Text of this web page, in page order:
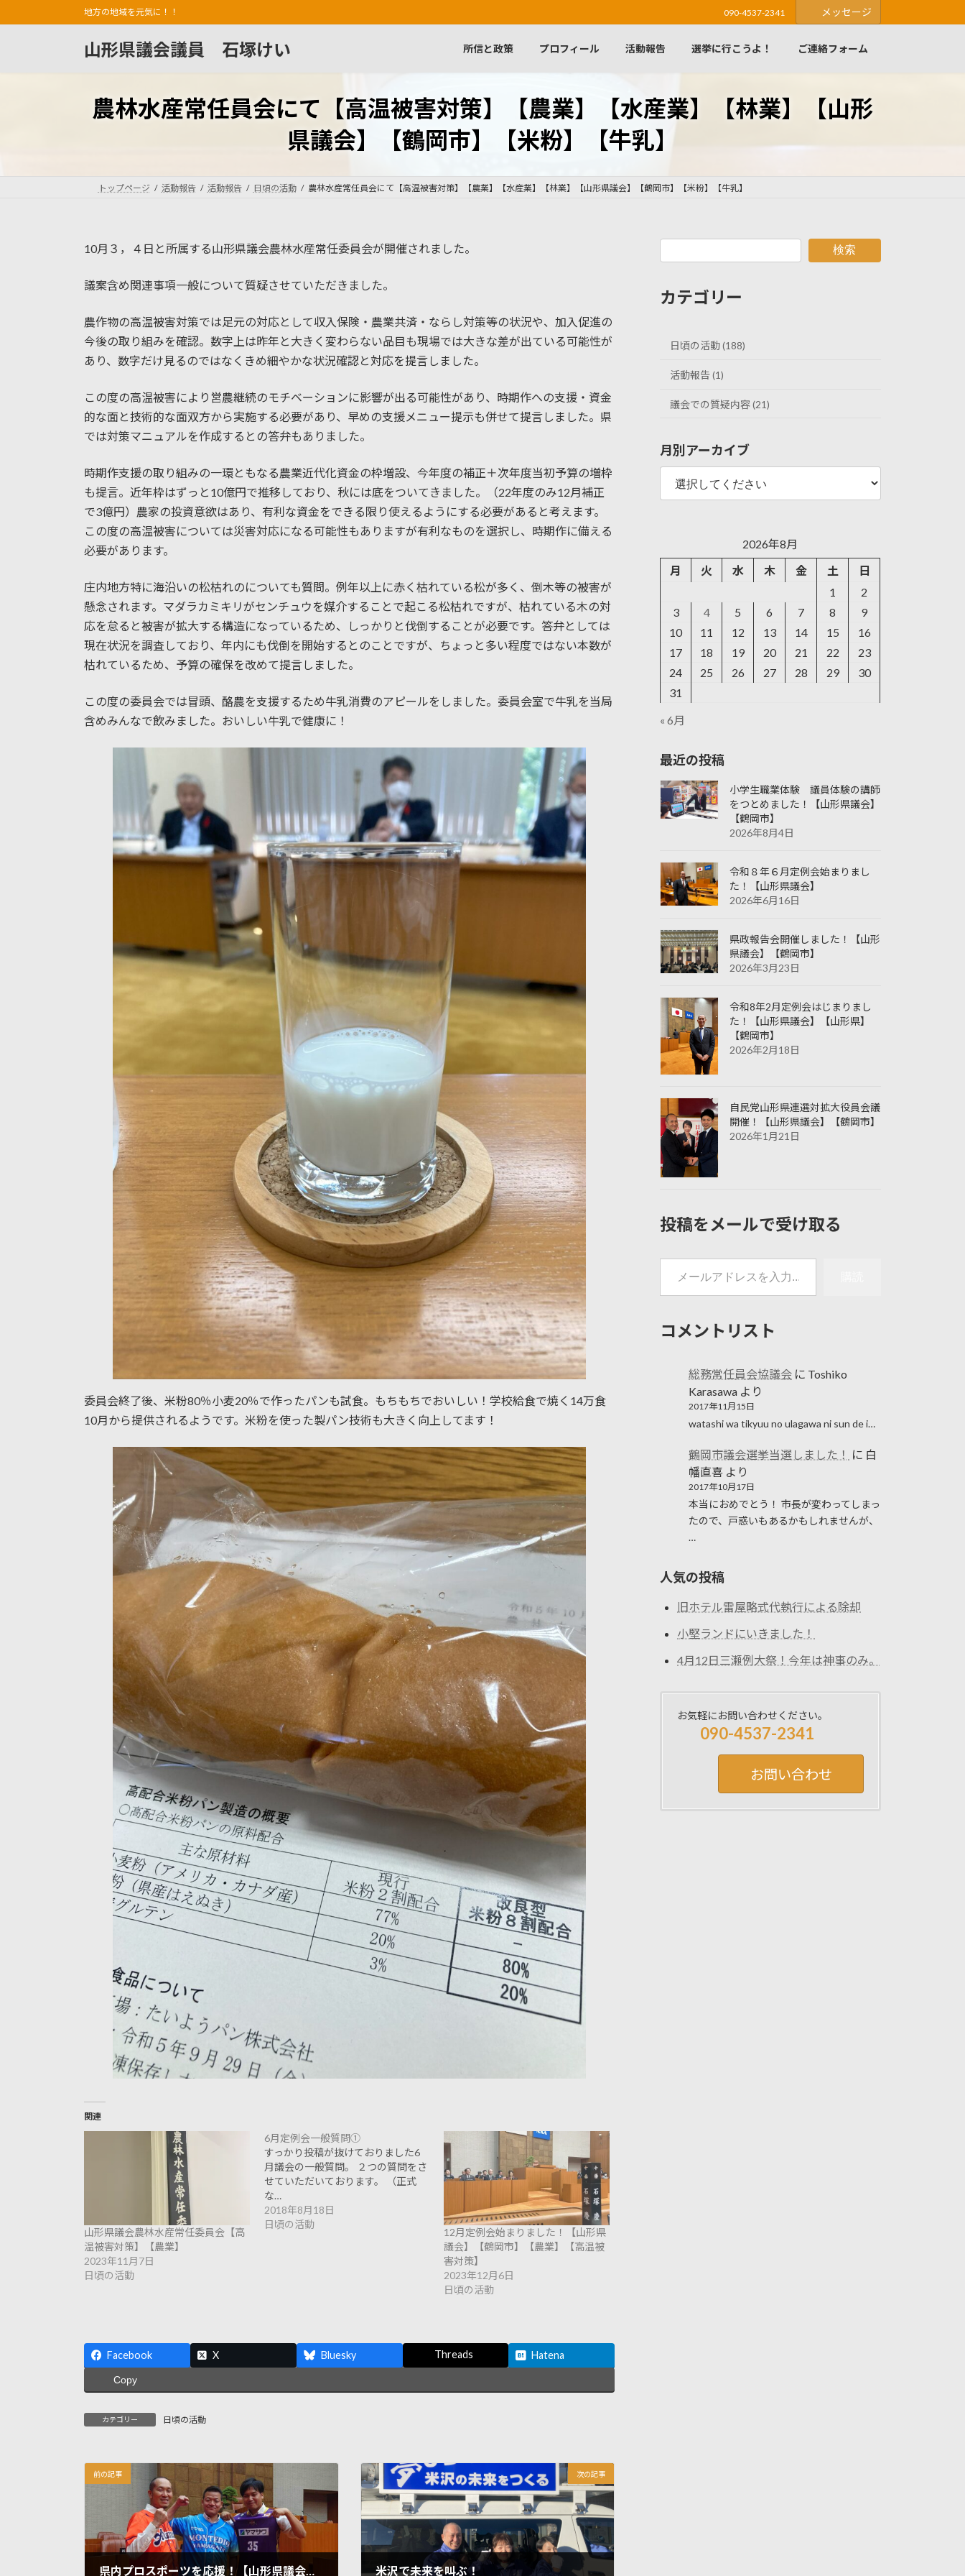
ン
ビ
地方の地域を元気に！！ 090-4537-2341 メッセージ
山形県議会議員 石塚けい 所信と政策 プロフィール 活動報告 選挙に行こうよ！ ご連絡フォーム
農林水産常任員会にて【高温被害対策】【農業】【水産業】【林業】【山形
県議会】【鶴岡市】【米粉】【牛乳】
トップページ 活動報告 活動報告 日頃の活動 農林水産常任員会にて【高温被害対策】【農業】【水産業】【林業】【山形県議会】【鶴岡市】【米粉】【牛乳】
10月３，４日と所属する山形県議会農林水産常任委員会が開催されました。
議案含め関連事項一般について質疑させていただきました。
農作物の高温被害対策では足元の対応として収入保険・農業共済・ならし対策等の状況や、加入促進の
今後の取り組みを確認。数字上は昨年と大きく変わらない品目も現場では大きな差が出ている可能性が
あり、数字だけ見るのではなくきめ細やかな状況確認と対応を提言しました。
この度の高温被害により営農継続のモチベーションに影響が出る可能性があり、時期作への支援・資金
的な面と技術的な面双方から実施する必要があり、早めの支援メニュー提示も併せて提言しました。県
では対策マニュアルを作成するとの答弁もありました。
時期作支援の取り組みの一環ともなる農業近代化資金の枠増設、今年度の補正＋次年度当初予算の増枠
も提言。近年枠はずっと10億円で推移しており、秋には底をついてきました。（22年度のみ12月補正
で3億円）農家の投資意欲はあり、有利な資金をできる限り使えるようにする必要があると考えます。
この度の高温被害については災害対応になる可能性もありますが有利なものを選択し、時期作に備える
必要があります。
庄内地方特に海沿いの松枯れのについても質問。例年以上に赤く枯れている松が多く、倒木等の被害が
懸念されます。マダラカミキリがセンチュウを媒介することで起こる松枯れですが、枯れている木の対
応を怠ると被害が拡大する構造になっているため、しっかりと伐倒することが必要です。答弁としては
現在状況を調査しており、年内にも伐倒を開始するとのことですが、ちょっと多い程度ではない本数が
枯れているため、予算の確保を改めて提言しました。
この度の委員会では冒頭、酪農を支援するため牛乳消費のアピールをしました。委員会室で牛乳を当局
含めみんなで飲みました。おいしい牛乳で健康に！
委員会終了後、米粉80％小麦20％で作ったパンも試食。もちもちでおいしい！学校給食で焼く14万食
10月から提供されるようです。米粉を使った製パン技術も大きく向上してます！
関連
山形県議会農林水産常任委員会【高
温被害対策】【農業】
2023年11月7日
日頃の活動
6月定例会一般質問➀
すっかり投稿が抜けておりました6
月議会の一般質問。 ２つの質問をさ
せていただいております。 （正式
な…
2018年8月18日
日頃の活動
12月定例会始まりました！【山形県
議会】【鶴岡市】【農業】【高温被
害対策】
2023年12月6日
日頃の活動
Facebook X Bluesky Threads Hatena
Copy
カテゴリー 日頃の活動
前の記事
県内プロスポーツを応援！【山形県議会】【鶴岡市】
次の記事
米沢で未来を叫ぶ！
検索
カテゴリー
日頃の活動 (188)
活動報告 (1)
議会での質疑内容 (21)
月別アーカイブ
2026年8月
月
火 水 木 金 土
日
1
2
3
4 5 6 7 8
9
10
11 12 13 14 15
16
17
18 19 20 21 22
23
24
25 26 27 28 29
30
31
« 6月
最近の投稿
小学生職業体験 議員体験の講師
をつとめました！【山形県議会】
【鶴岡市】
2026年8月4日
令和８年６月定例会始まりまし
た！【山形県議会】
2026年6月16日
県政報告会開催しました！【山形
県議会】【鶴岡市】
2026年3月23日
令和8年2月定例会はじまりまし
た！【山形県議会】【山形県】
【鶴岡市】
2026年2月18日
自民党山形県連選対拡大役員会議
開催！【山形県議会】【鶴岡市】
2026年1月21日
投稿をメールで受け取る
メールアドレスを入力...
コメントリスト
総務常任員会協議会 に Toshiko
Karasawa より
2017年11月15日
watashi wa tikyuu no ulagawa ni sun de i…
鶴岡市議会選挙当選しました！ に 白
幡直喜 より
2017年10月17日
本当におめでとう！ 市長が変わってしまっ
たので、戸惑いもあるかもしれませんが、
…
人気の投稿
旧ホテル雷屋略式代執行による除却
小堅ランドにいきました！
4月12日三瀬例大祭！今年は神事のみ。
お気軽にお問い合わせください。
090-4537-2341
お問い合わせ